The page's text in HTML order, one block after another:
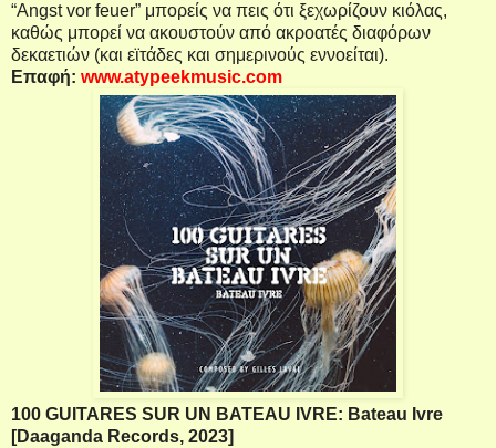
“Angst vor feuer” μπορείς να πεις ότι ξεχωρίζουν κιόλας,
καθώς μπορεί να ακουστούν από ακροατές διαφόρων
δεκαετιών (και εϊτάδες και σημερινούς εννοείται).
Επαφή: www.atypeekmusic.com
100 GUITARES SUR UN BATEAU IVRE: Bateau Ivre
[Daaganda Records, 2023]